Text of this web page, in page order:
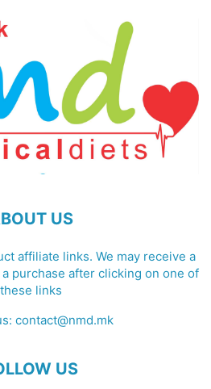
US
affiliate links. We may receive a
purchase after clicking on one of
these links
contact@nmd.mk
US